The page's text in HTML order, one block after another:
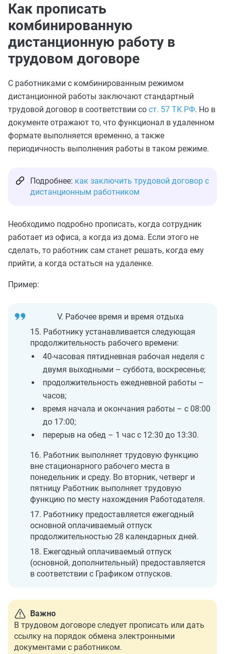
Как прописать
комбинированную
дистанционную работу в
трудовом договоре
С работниками с комбинированным режимом
дистанционной работы заключают стандартный
трудовой договор в соответствии со ст. 57 ТК РФ. Но в
документе отражают то, что функционал в удаленном
формате выполняется временно, а также
периодичность выполнения работы в таком режиме.
Подробнее: как заключить трудовой договор с
дистанционным работником
Необходимо подробно прописать, когда сотрудник
работает из офиса, а когда из дома. Если этого не
сделать, то работник сам станет решать, когда ему
прийти, а когда остаться на удаленке.
Пример:
V. Рабочее время и время отдыха
15. Работнику устанавливается следующая
продолжительность рабочего времени:
40-часовая пятидневная рабочая неделя с
двумя выходными – суббота, воскресенье;
продолжительность ежедневной работы –
часов;
время начала и окончания работы – с 08:00
до 17:00;
перерыв на обед – 1 час с 12:30 до 13:30.
16. Работник выполняет трудовую функцию
вне стационарного рабочего места в
понедельник и среду. Во вторник, четверг и
пятницу Работник выполняет трудовую
функцию по месту нахождения Работодателя.
17. Работнику предоставляется ежегодный
основной оплачиваемый отпуск
продолжительностью 28 календарных дней.
18. Ежегодный оплачиваемый отпуск
(основной, дополнительный) предоставляется
в соответствии с Графиком отпусков.
Важно
В трудовом договоре следует прописать или дать
ссылку на порядок обмена электронными
документами с работником.